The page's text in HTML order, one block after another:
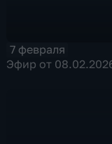
7 февраля
Эфир от